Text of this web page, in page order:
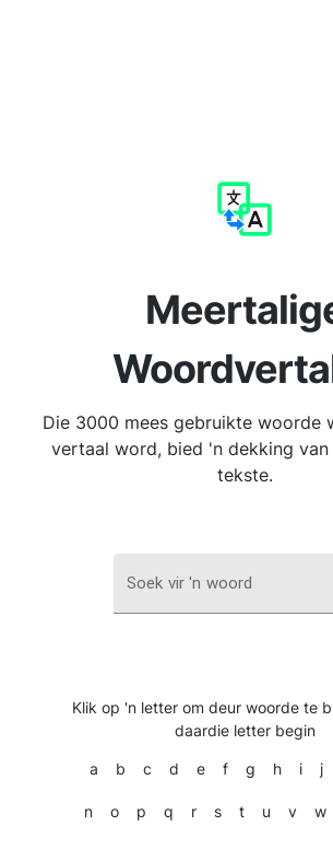
Die 3000 mees gebruikte woorde
vertaal word, bied 'n dekking van
tekste.
Soek vir 'n woord
Klik op 'n letter om deur woorde te
daardie letter begin
a b c d e f g h i j
n o p q r s t u v w